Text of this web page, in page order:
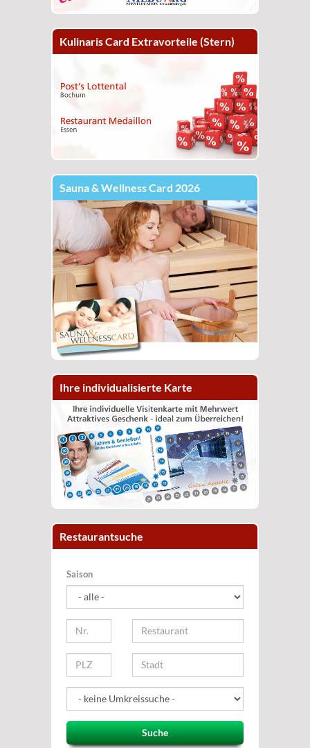
Kulinaris Card Extravorteile (Stern)
Sauna & Wellness Card 2026
Ihre individualisierte Karte
Restaurantsuche
Saison
Suche